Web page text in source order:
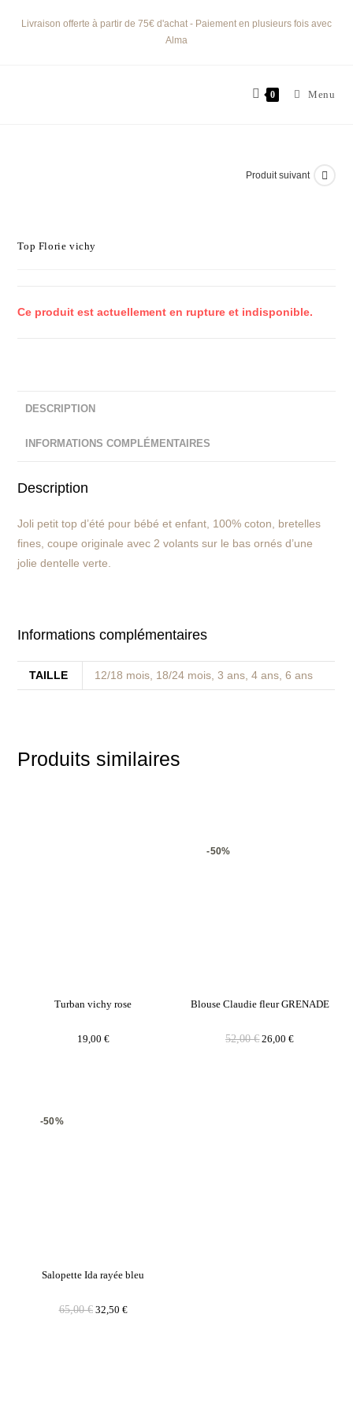
Livraison offerte à partir de 75€ d'achat - Paiement en plusieurs fois avec
Alma
0 Menu
Produit suivant
Top Florie vichy
Ce produit est actuellement en rupture et indisponible.
DESCRIPTION
INFORMATIONS COMPLÉMENTAIRES
Description
Joli petit top d’été pour bébé et enfant, 100% coton, bretelles
fines, coupe originale avec 2 volants sur le bas ornés d’une
jolie dentelle verte.
Informations complémentaires
TAILLE 12/18 mois, 18/24 mois, 3 ans, 4 ans, 6 ans
Produits similaires
Turban vichy rose
19,00 €
-50%
Blouse Claudie fleur GRENADE
52,00€ 26,00€
-50%
Salopette Ida rayée bleu
65,00€ 32,50 €